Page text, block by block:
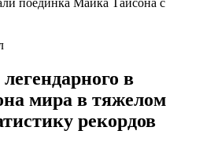
в
мира в тяжелом
рекордов